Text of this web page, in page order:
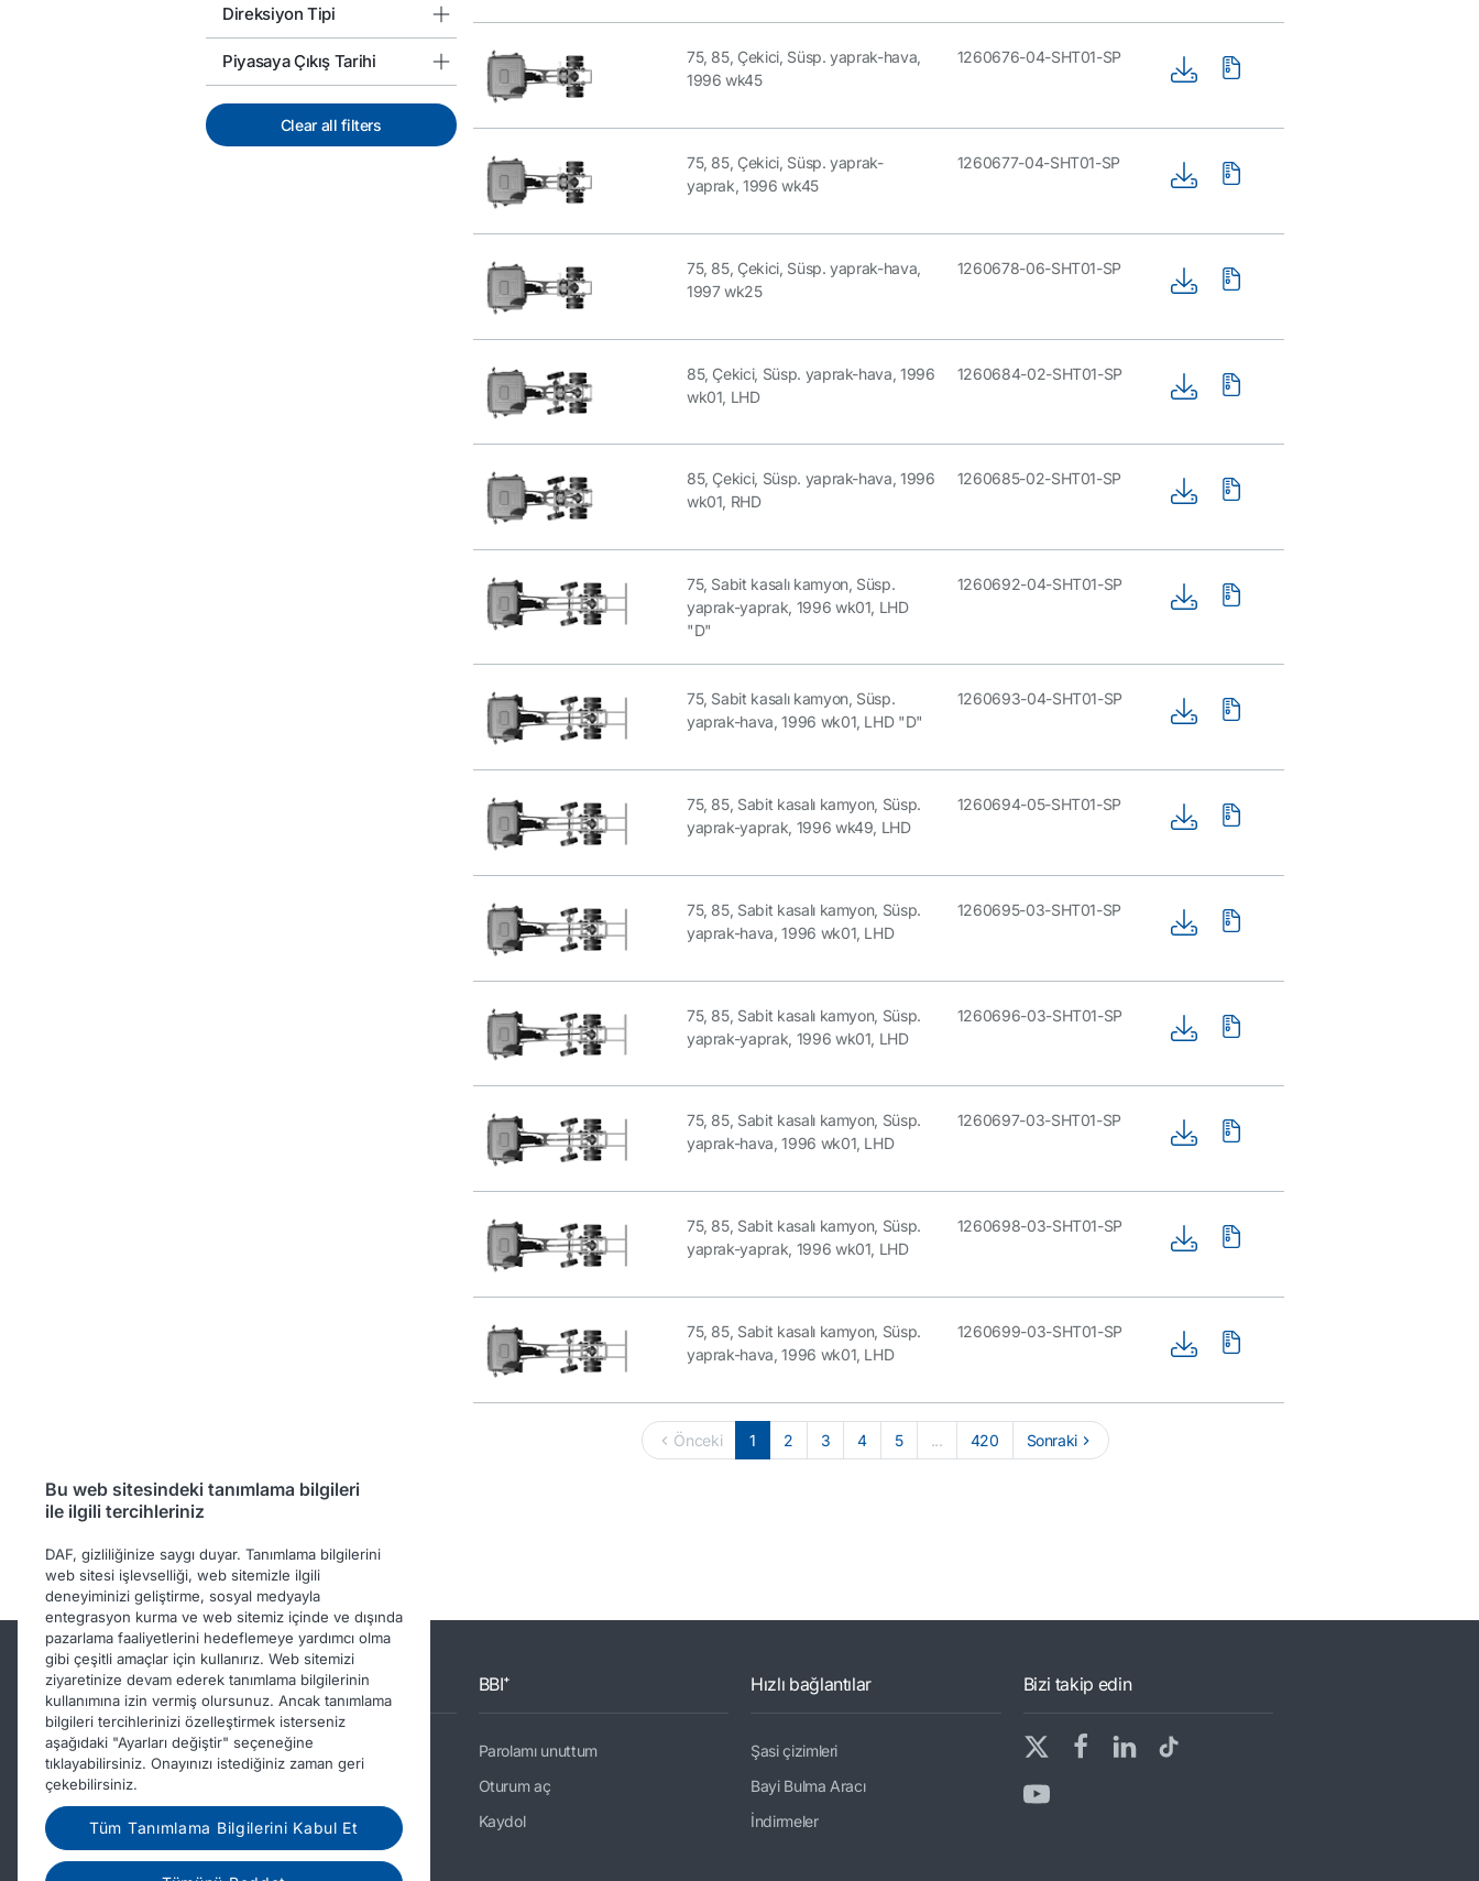
Direksiyon Tipi
Piyasaya Çıkış Tarihi
Clear all filters
75, 85, Çekici, Süsp. yaprak-hava,
1996 wk45
1260676-04-SHT01-SP
75, 85, Çekici, Süsp. yaprak-
yaprak, 1996 wk45
1260677-04-SHT01-SP
75, 85, Çekici, Süsp. yaprak-hava,
1997 wk25
1260678-06-SHT01-SP
85, Çekici, Süsp. yaprak-hava, 1996
wk01, LHD
1260684-02-SHT01-SP
85, Çekici, Süsp. yaprak-hava, 1996
wk01, RHD
1260685-02-SHT01-SP
75, Sabit kasalı kamyon, Süsp.
yaprak-yaprak, 1996 wk01, LHD
"D"
1260692-04-SHT01-SP
75, Sabit kasalı kamyon, Süsp.
yaprak-hava, 1996 wk01, LHD "D"
1260693-04-SHT01-SP
75, 85, Sabit kasalı kamyon, Süsp.
yaprak-yaprak, 1996 wk49, LHD
1260694-05-SHT01-SP
75, 85, Sabit kasalı kamyon, Süsp.
yaprak-hava, 1996 wk01, LHD
1260695-03-SHT01-SP
75, 85, Sabit kasalı kamyon, Süsp.
yaprak-yaprak, 1996 wk01, LHD
1260696-03-SHT01-SP
75, 85, Sabit kasalı kamyon, Süsp.
yaprak-hava, 1996 wk01, LHD
1260697-03-SHT01-SP
75, 85, Sabit kasalı kamyon, Süsp.
yaprak-yaprak, 1996 wk01, LHD
1260698-03-SHT01-SP
75, 85, Sabit kasalı kamyon, Süsp.
yaprak-hava, 1996 wk01, LHD
1260699-03-SHT01-SP
Önceki 1 2 3 4 5 ... 420 Sonraki
Diğer DAF siteleri
DAF Kurumsal sitesi
DAF İkinci El Kamyonlar
DAF Parts Webshop
BBI⁺
Parolamı unuttum
Oturum aç
Kaydol
Hızlı bağlantılar
Şasi çizimleri
Bayi Bulma Aracı
İndirmeler
Bizi takip edin
Bu web sitesindeki tanımlama bilgileri
ile ilgili tercihleriniz
DAF, gizliliğinize saygı duyar. Tanımlama bilgilerini
web sitesi işlevselliği, web sitemizle ilgili
deneyiminizi geliştirme, sosyal medyayla
entegrasyon kurma ve web sitemiz içinde ve dışında
pazarlama faaliyetlerini hedeflemeye yardımcı olma
gibi çeşitli amaçlar için kullanırız. Web sitemizi
ziyaretinize devam ederek tanımlama bilgilerinin
kullanımına izin vermiş olursunuz. Ancak tanımlama
bilgileri tercihlerinizi özelleştirmek isterseniz
aşağıdaki "Ayarları değiştir" seçeneğine
tıklayabilirsiniz. Onayınızı istediğiniz zaman geri
çekebilirsiniz.
Tüm Tanımlama Bilgilerini Kabul Et